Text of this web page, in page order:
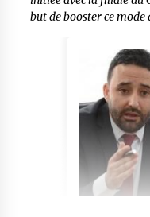
but de booster ce mode